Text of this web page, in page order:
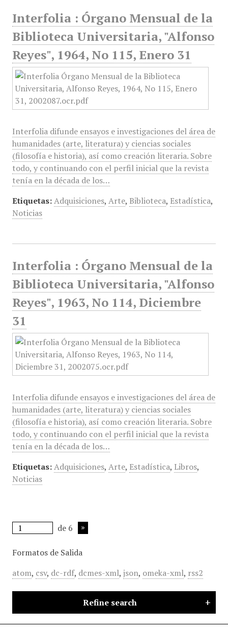
Interfolia : Órgano Mensual de la
Biblioteca Universitaria, "Alfonso
Reyes", 1964, No 115, Enero 31
Interfolia difunde ensayos e investigaciones del área de
humanidades (arte, literatura) y ciencias sociales
(filosofía e historia), así como creación literaria. Sobre
todo, y continuando con el perfil inicial que la revista
tenía en la década de los…
Etiquetas: Adquisiciones, Arte, Biblioteca, Estadística,
Noticias
Interfolia : Órgano Mensual de la
Biblioteca Universitaria, "Alfonso
Reyes", 1963, No 114, Diciembre
31
Interfolia difunde ensayos e investigaciones del área de
humanidades (arte, literatura) y ciencias sociales
(filosofía e historia), así como creación literaria. Sobre
todo, y continuando con el perfil inicial que la revista
tenía en la década de los…
Etiquetas: Adquisiciones, Arte, Estadística, Libros,
Noticias
de 6
Formatos de Salida
atom, csv, dc-rdf, dcmes-xml, json, omeka-xml, rss2
Refine search